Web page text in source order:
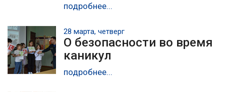
подробнее...
28 марта, четверг
О безопасности во время
каникул
подробнее...